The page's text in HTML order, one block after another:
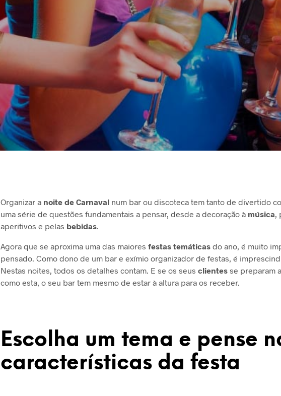
Organizar a noite de Carnaval num bar ou discoteca tem tanto de divertido
uma série de questões fundamentais a pensar, desde a decoração à música
aperitivos e pelas bebidas
Agora que se aproxima uma das maiores festas temáticas do ano, é muito
pensado. Como dono de um bar e exímio organizador de festas, é
Nestas noites, todos os detalhes contam. E se os seus clientes se preparam
como esta, o seu bar tem mesmo de estar à altura para os receber.
Escolha um tema e pense
características da festa